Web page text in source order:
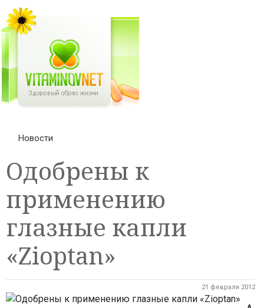
Новости
Одобрены к
применению
глазные капли
«Zioptan»
21 февраля 2012